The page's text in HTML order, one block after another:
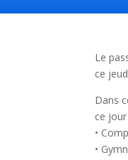
Le
ce
Dans
ce jour
•
•